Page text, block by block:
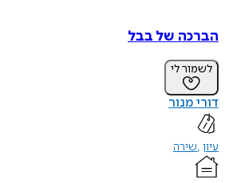
הברכה של בבל
לשמור לי
דורי מנור
עיון שירה